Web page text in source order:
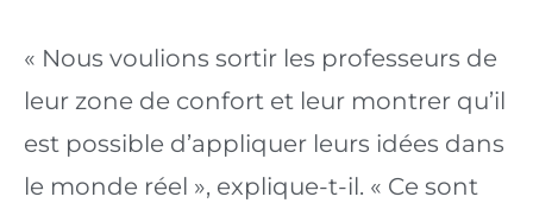
« Nous voulions sortir les professeurs de
leur zone de confort et leur montrer qu’il
est possible d’appliquer leurs idées dans
le monde réel », explique-t-il. « Ce sont